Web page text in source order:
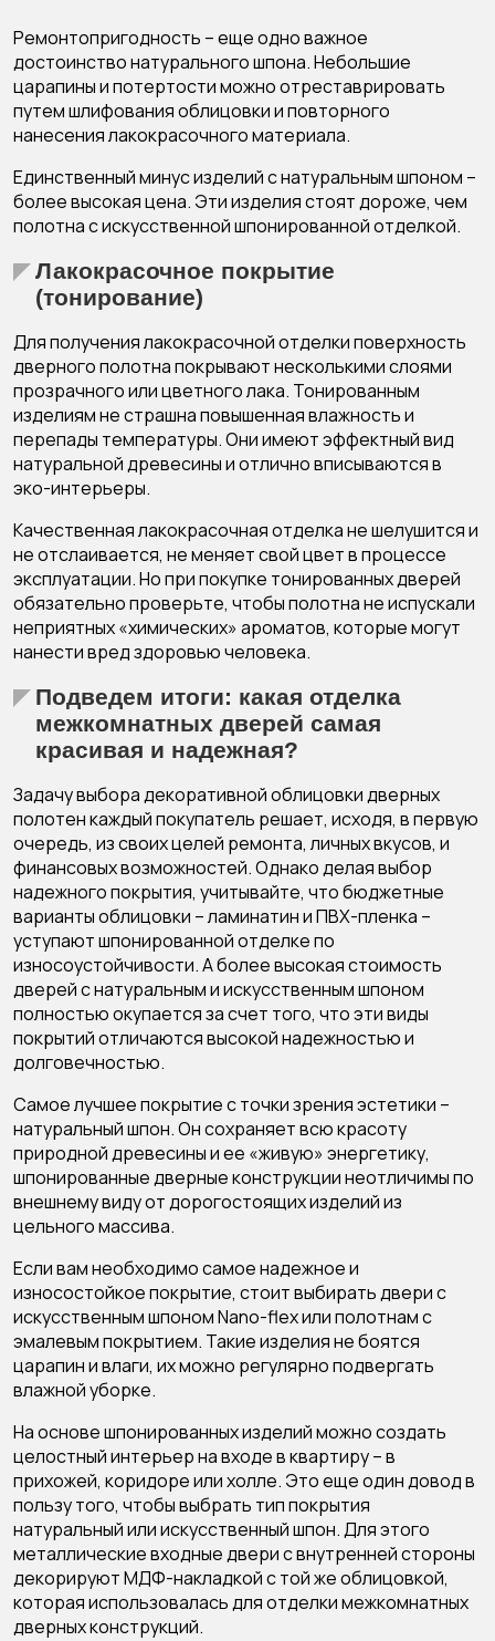
Ремонтопригодность – еще одно важное
достоинство натурального шпона. Небольшие
царапины и потертости можно отреставрировать
путем шлифования облицовки и повторного
нанесения лакокрасочного материала.
Единственный минус изделий с натуральным шпоном –
более высокая цена. Эти изделия стоят дороже, чем
полотна с искусственной шпонированной отделкой.
Лакокрасочное покрытие
(тонирование)
Для получения лакокрасочной отделки поверхность
дверного полотна покрывают несколькими слоями
прозрачного или цветного лака. Тонированным
изделиям не страшна повышенная влажность и
перепады температуры. Они имеют эффектный вид
натуральной древесины и отлично вписываются в
эко-интерьеры.
Качественная лакокрасочная отделка не шелушится и
не отслаивается, не меняет свой цвет в процессе
эксплуатации. Но при покупке тонированных дверей
обязательно проверьте, чтобы полотна не испускали
неприятных «химических» ароматов, которые могут
нанести вред здоровью человека.
Подведем итоги: какая отделка
межкомнатных дверей самая
красивая и надежная?
Задачу выбора декоративной облицовки дверных
полотен каждый покупатель решает, исходя, в первую
очередь, из своих целей ремонта, личных вкусов, и
финансовых возможностей. Однако делая выбор
надежного покрытия, учитывайте, что бюджетные
варианты облицовки – ламинатин и ПВХ-пленка –
уступают шпонированной отделке по
износоустойчивости. А более высокая стоимость
дверей с натуральным и искусственным шпоном
полностью окупается за счет того, что эти виды
покрытий отличаются высокой надежностью и
долговечностью.
Самое лучшее покрытие с точки зрения эстетики –
натуральный шпон. Он сохраняет всю красоту
природной древесины и ее «живую» энергетику,
шпонированные дверные конструкции неотличимы по
внешнему виду от дорогостоящих изделий из
цельного массива.
Если вам необходимо самое надежное и
износостойкое покрытие, стоит выбирать двери с
искусственным шпоном Nano-flex или полотнам с
эмалевым покрытием. Такие изделия не боятся
царапин и влаги, их можно регулярно подвергать
влажной уборке.
На основе шпонированных изделий можно создать
целостный интерьер на входе в квартиру – в
прихожей, коридоре или холле. Это еще один довод в
пользу того, чтобы выбрать тип покрытия
натуральный или искусственный шпон. Для этого
металлические входные двери с внутренней стороны
декорируют МДФ-накладкой с той же облицовкой,
которая использовалась для отделки межкомнатных
дверных конструкций.